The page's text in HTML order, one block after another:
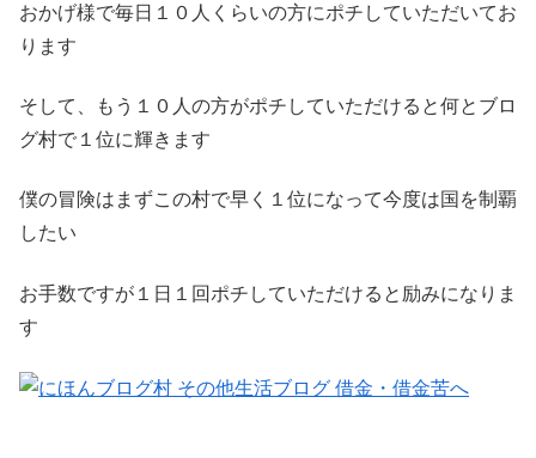
おかげ様で毎日１０人くらいの方にポチしていただいてお
ります
そして、もう１０人の方がポチしていただけると何とブロ
グ村で１位に輝きます
僕の冒険はまずこの村で早く１位になって今度は国を制覇
したい
お手数ですが１日１回ポチしていただけると励みになりま
す